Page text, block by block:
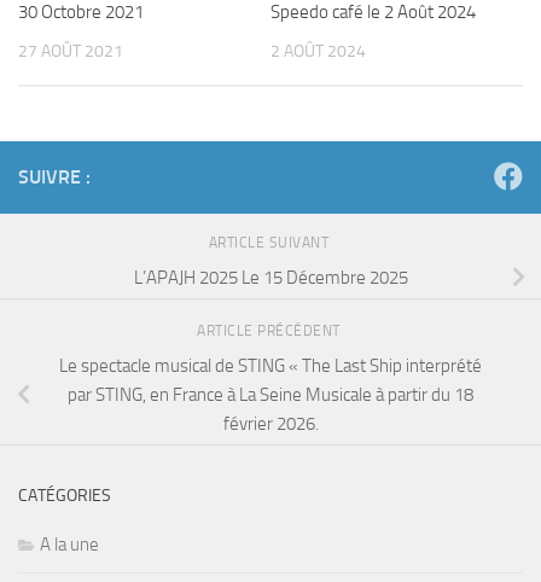
30 Octobre 2021
27 AOÛT 2021
Speedo café le 2 Août 2024
2 AOÛT 2024
SUIVRE :
ARTICLE SUIVANT
L’APAJH 2025 Le 15 Décembre 2025
ARTICLE PRÉCÉDENT
Le spectacle musical de STING « The Last Ship interprété
par STING, en France à La Seine Musicale à partir du 18
février 2026.
CATÉGORIES
A la une